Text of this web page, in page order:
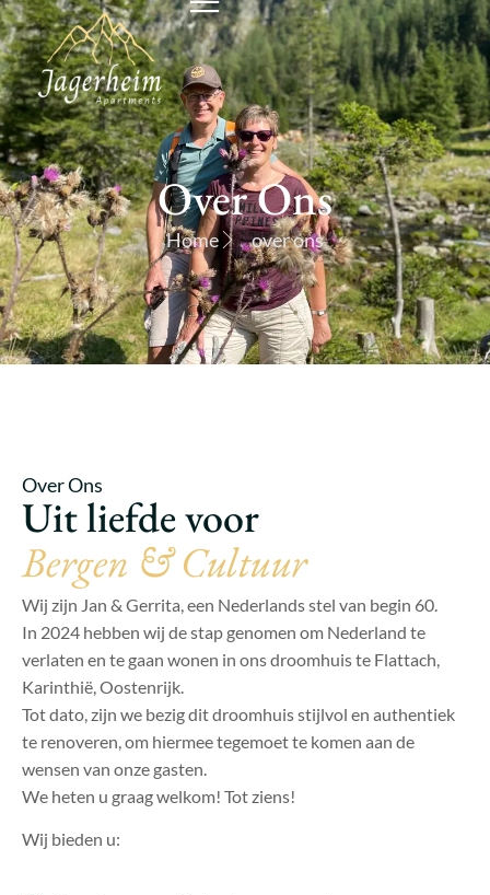
Over Ons
Home over ons
Over Ons
Uit liefde voor
Bergen & Cultuur
Wij zijn Jan & Gerrita, een Nederlands stel van begin 60.
In 2024 hebben wij de stap genomen om Nederland te
verlaten en te gaan wonen in ons droomhuis te Flattach,
Karinthië, Oostenrijk.
Tot dato, zijn we bezig dit droomhuis stijlvol en authentiek
te renoveren, om hiermee tegemoet te komen aan de
wensen van onze gasten.
We heten u graag welkom! Tot ziens!
Wij bieden u: